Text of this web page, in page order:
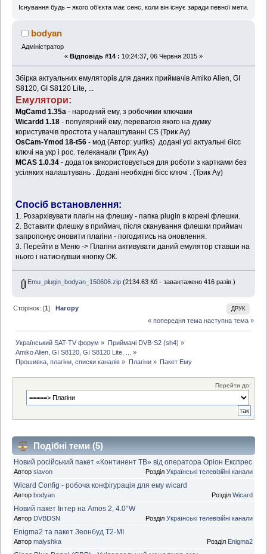
Існування будь – якого об’єкта має сенс, коли він існує заради певної мети.
bodyan
Адміністратор
« Відповідь #14 : 10:24:37, 06 Червня 2015 »
Збірка актуальних емуляторів для даних приймачів Amiko Alien, GI
S8120, GI S8120 Lite, ...
Емулятори:
MgCamd 1.35a - народний ему, з робочими ключами
Wicardd 1.18 - популярний ему, перевагою якого на думку
користувачів простота у налаштуванні CS (Трик Ау)
OsCam-Ymod 18-t56 - мод (Автор: yuriks) додані усі актуальні бісс
ключі на укр і рос. телеканали (Трик Ау)
MCAS 1.0.34 - додаток використовується для роботи з картками без
усіляких налаштувань . Додані необхідні бісс ключі . (Трик Ау)
Спосіб встановлення:
1. Розархівувати плагін на флешку - папка plugin в корені флешки.
2. Вставити флешку в приймач, після сканування флешки приймач
запропонує оновити плагіни - погодитись на оновлення.
3. Перейти в Меню -> Плагіни активувати даний емулятор ставши на
нього і натиснувши кнопку ОК.
Emu_plugin_bodyan_150606.zip(2134.63 Кб - завантажено 416 разів.)
ДРУК
Сторінок: [1]Нагору
« попередня тема наступна тема »
Український SAT-TV форум » Приймачі DVB-S2 (sh4) »
Amiko Alien, GI S8120, GI S8120 Lite, ... »
Прошивка, плагіни, списки каналів » Плагіни» Пакет Ему
Перейти до:
Подібні теми (5)
Новий російський пакет «Континент ТВ» від оператора Оріон Експрес
Автор slavon Розділ Українські телевізійні канали
Wicard Config - робоча конфігурація для ему wicard
Автор bodyan Розділ Wicard
Новий пакет Інтер на Amos 2, 4.0°W
Автор DVBDSN Розділ Українські телевізійні канали
Enigma2 та пакет Зеонбуд T2-MI
Автор malyshka Розділ Enigma2